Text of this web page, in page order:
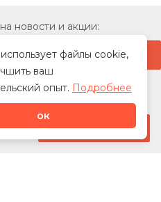
файлы cookie,
ваш
опыт. Подробнее
ок
новости и акции:
персональных данных
рекламных рассылок от
Стать дилером